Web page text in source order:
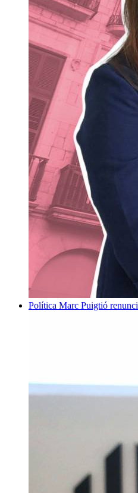
Política Marc Puigtió